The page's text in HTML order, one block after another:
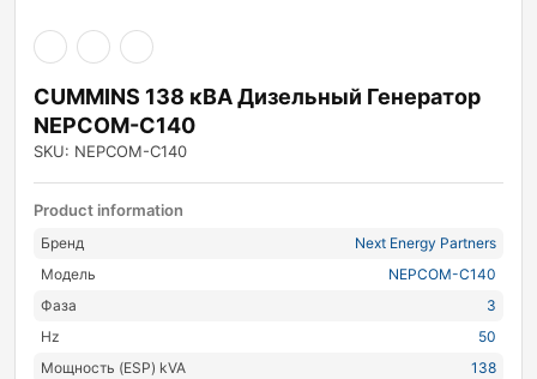
CUMMINS 138 кВА Дизельный Генератор
NEPCOM-C140
SKU: NEPCOM-C140
Product information
Бренд
Next Energy Partners
Модель
NEPCOM-C140
Фаза
3
Hz
50
Мощность (ESP) kVA
138